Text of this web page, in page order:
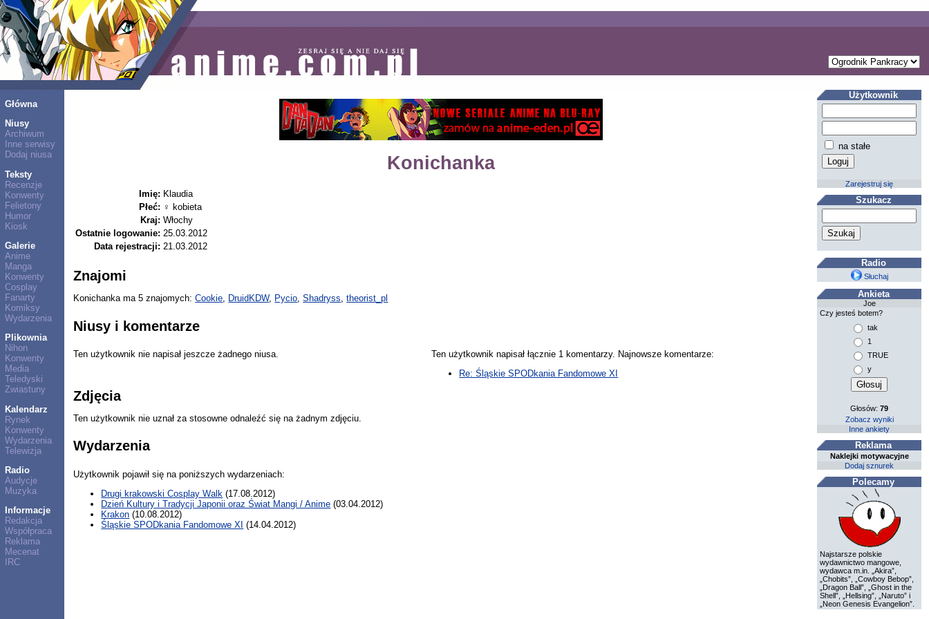
Główna
Niusy
Archiwum
Inne serwisy
Dodaj niusa
Teksty
Recenzje
Konwenty
Felietony
Humor
Kiosk
Galerie
Anime
Manga
Konwenty
Cosplay
Fanarty
Komiksy
Wydarzenia
Plikownia
Nihon
Konwenty
Media
Teledyski
Zwiastuny
Kalendarz
Rynek
Konwenty
Wydarzenia
Telewizja
Radio
Audycje
Muzyka
Informacje
Redakcja
Współpraca
Reklama
Mecenat
IRC
Konichanka
Imię: Klaudia
Płeć: ♀ kobieta
Kraj: Włochy
Ostatnie logowanie: 25.03.2012
Data rejestracji: 21.03.2012
Znajomi
Konichanka ma 5 znajomych:Cookie, DruidKDW, Pycio,Shadryss,theorist_pl
Niusy i komentarze
Ten użytkownik nie napisał jeszcze żadnego niusa.
Ten użytkownik napisał łącznie 1 komentarzy. Najnowsze komentarze:
Re: Śląskie SPODkania Fandomowe XI
Zdjęcia
Ten użytkownik nie uznał za stosowne odnaleźć się na żadnym zdjęciu.
Wydarzenia
Użytkownik pojawił się na poniższych wydarzeniach:
Drugi krakowski Cosplay Walk (17.08.2012)
Dzień Kultury i Tradycji Japonii oraz Świat Mangi / Anime (03.04.2012)
Krakon (10.08.2012)
Śląskie SPODkania Fandomowe XI (14.04.2012)
Użytkownik
na stałe
Zarejestruj się
Szukacz
Radio
Słuchaj
Ankieta
Joe
Czy jesteś botem?
tak
1
TRUE
y
Głosów:79
Zobacz wyniki
Inne ankiety
Reklama
Naklejki motywacyjne
Dodaj sznurek
Polecamy
Najstarsze polskie
wydawnictwo mangowe,
wydawca m.in. „Akira”,
„Chobits”, „Cowboy Bebop”,
„Dragon Ball”, „Ghost in the
Shell”, „Hellsing”, „Naruto” i
„Neon Genesis Evangelion”.